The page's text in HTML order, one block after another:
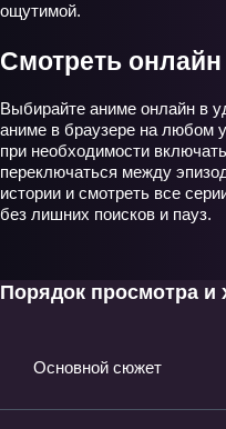
ощутимой.
Смотреть онлайн
Выбирайте аниме онлайн в
аниме в браузере на любом
при необходимости
переключаться между
истории и смотреть все
без лишних поисков и пауз.
Порядок просмотра и
Основной сюжет